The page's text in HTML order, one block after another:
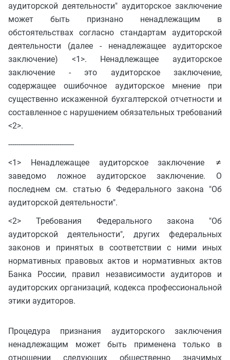
аудиторской деятельности" аудиторское заключение
может быть признано ненадлежащим в
обстоятельствах согласно стандартам аудиторской
деятельности (далее - ненадлежащее аудиторское
заключение) <1>. Ненадлежащее аудиторское
заключение - это аудиторское заключение,
содержащее ошибочное аудиторское мнение при
существенно искаженной бухгалтерской отчетности и
составленное с нарушением обязательных требований
<2>.
--------------------------------
<1> Ненадлежащее аудиторское заключение
заведомо ложное аудиторское заключение. О
последнем см. статью 6 Федерального закона "Об
аудиторской деятельности".
<2> Требования Федерального закона "Об
аудиторской деятельности", других федеральных
законов и принятых в соответствии с ними иных
нормативных правовых актов и нормативных актов
Банка России, правил независимости аудиторов и
аудиторских организаций, кодекса профессиональной
этики аудиторов.
Процедура признания аудиторского заключения
ненадлежащим может быть применена только в
отношении следующих общественно значимых